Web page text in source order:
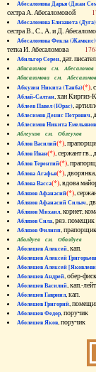
Абесаломова Дарья (Джан
сестра А. Абесаломовой
Абесаломова Елизавета (Дуга)
сестра В., С., А. и Д.
Абесаломова Фекла (Жамкис)
тетка И. Абесаломова
Абильгор Серен, дат.
Абисаломов см. Абесаломов
Абисаломова см.
Абкузин Никита (Танба)(*),
Аблай-Салтан, хан
Аблеев Павел (Юрас),
Аблесимов Денис Петрович,
Аблесимов Никита
Аблеухов см. Облеухов
Аблов Василий(*),
Аблов Иван(*), сержант
Аблов Терентий(*),
Аблова Агафья(*),
Аблова Васса(*), вдова
Аблязов Афанасий(*),
Аблязов Афанасий Силыч,
Аблязов Михаил, корнет,
Аблязов Сила, ряз.
Аблязов Филипп,
Аболдуев см. Оболдуев
Аболешев Алексей, кап.
Аболешев Алексей
Аболешев Алексей
Аболешев Андрей, обер-
Аболешев Василий, кап.-
Аболешев Гавриил, кап.
Аболешев Григорий,
Аболешев Федор,
Аболешев Яков,